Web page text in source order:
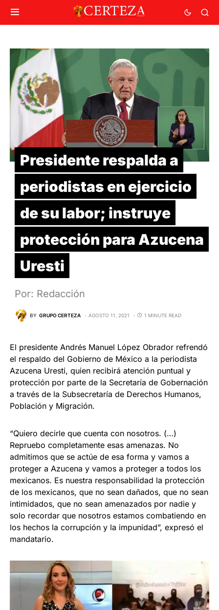
Presidente respalda a
periodistas en ejercicio
de su labor; instruye
protección para Azucena
Uresti
Por: Redacción
BY GRUPO CERTEZA AGOSTO 11, 2021 1 MINUTE READ
El presidente Andrés Manuel López Obrador refrendó
el respaldo del Gobierno de México a la periodista
Azucena Uresti, quien recibirá atención puntual y
protección por parte de la Secretaría de Gobernación
a través de la Subsecretaría de Derechos Humanos,
Población y Migración.
“Quiero decirle que cuenta con nosotros. (…)
Repruebo completamente esas amenazas. No
admitimos que se actúe de esa forma y vamos a
proteger a Azucena y vamos a proteger a todos los
mexicanos. Es nuestra responsabilidad la protección
de los mexicanos, que no sean dañados, que no sean
intimidados, que no sean amenazados por nadie y
solo recordar que nosotros estamos combatiendo en
los hechos la corrupción y la impunidad”, expresó el
mandatario.